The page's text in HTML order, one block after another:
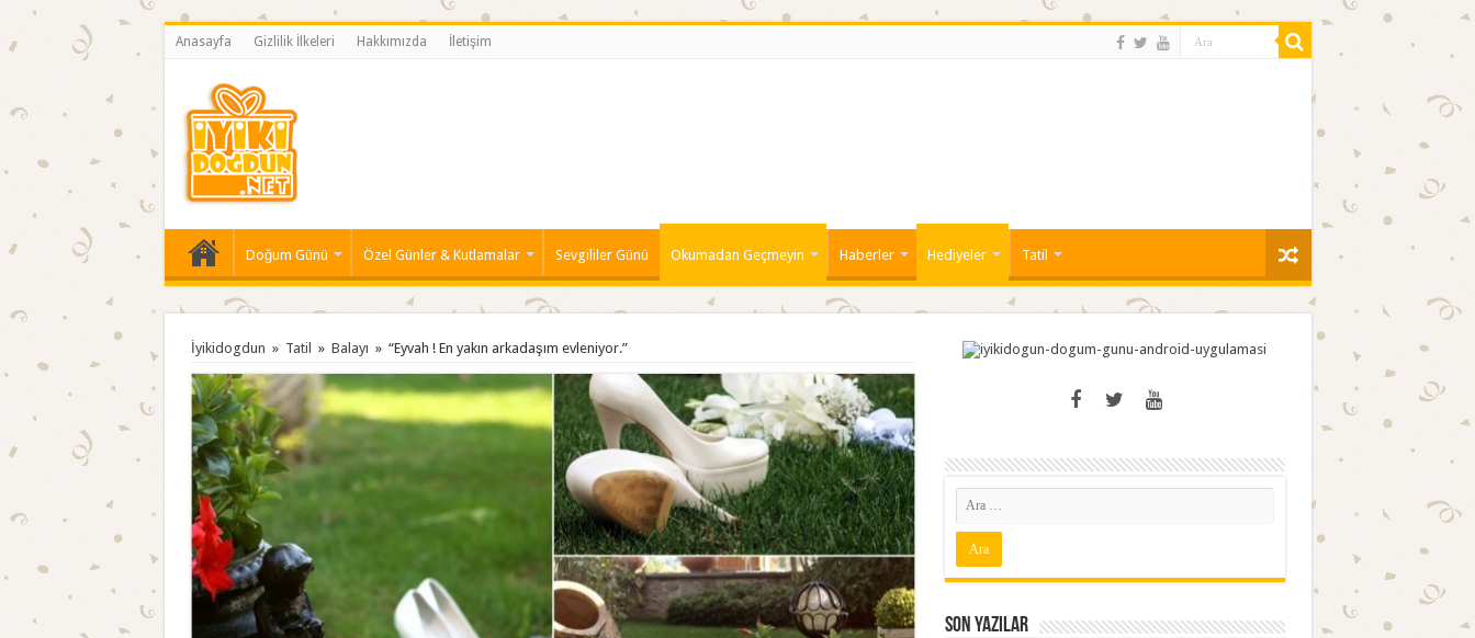
Anasayfa Gizlilik İlkeleri Hakkımızda İletişim
Doğum Günü Özel Günler & Kutlamalar Sevgililer Günü Okumadan Geçmeyin Haberler Hediyeler Tatil
İyikidogdun » Tatil » Balayı » “Eyvah ! En yakın arkadaşım evleniyor.”
Son Yazılar